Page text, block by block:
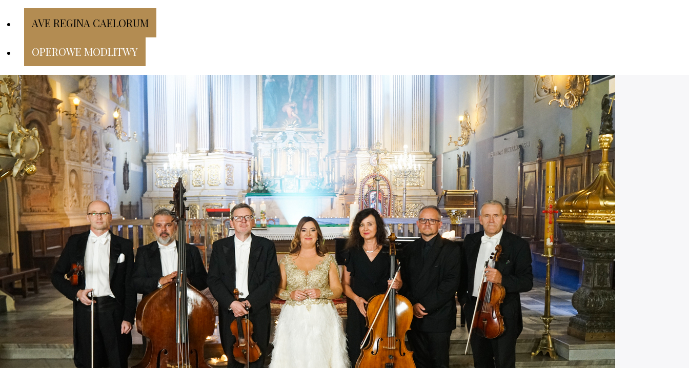
AVE REGINA CAELORUM
OPEROWE MODLITWY